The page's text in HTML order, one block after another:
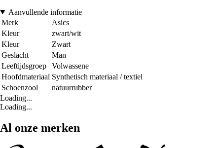
Aanvullende informatie
Merk
Asics
Kleur
zwart/wit
Kleur
Zwart
Geslacht
Man
Leeftijdsgroep
Volwassene
Hoofdmateriaal Synthetisch materiaal / textiel
Schoenzool
natuurrubber
Loading...
Loading...
Al onze merken